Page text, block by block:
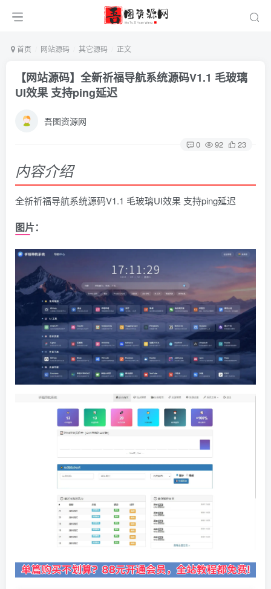
首页 网站源码 其它源码 正文
【网站源码】全新祈福导航系统源码V1.1 毛玻璃
UI效果 支持ping延迟
吾图资源网
0 92 23
内容介绍
全新祈福导航系统源码V1.1 毛玻璃UI效果 支持ping延迟
图片：